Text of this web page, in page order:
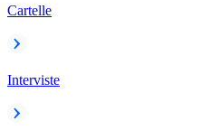
Cartelle
Interviste